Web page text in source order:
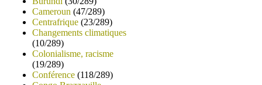
Cameroun (47/289)
Centrafrique (23/289)
Changements climatiques
(10/289)
Colonialisme, racisme
(19/289)
Conférence (118/289)